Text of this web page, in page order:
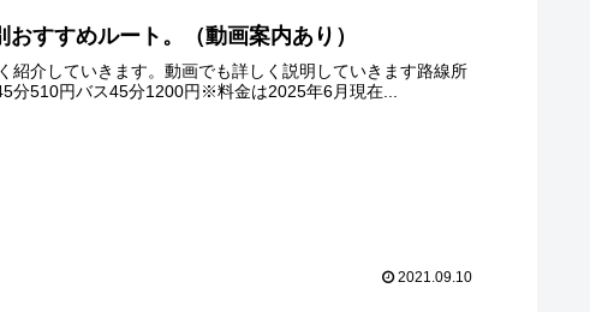
すすめルート。（動画案内あり）
紹介していきます。動画でも詳しく説明していきます路線所
分510円バス45分1200円※料金は2025年6月現在...
2021.09.10